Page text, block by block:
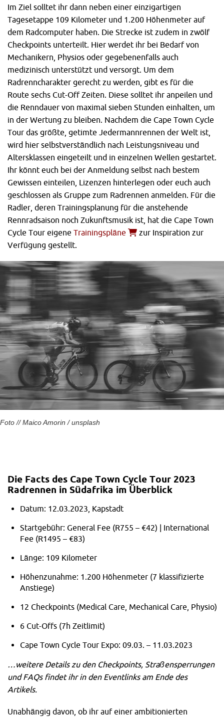
Batterieanzeige auf den Displays von Garmins Geräten
anzeigen zu lassen. In der Theorie lässt sich das Ganze
auch auf andere Geräte ausweiten. Im Moment
beschränkt sich die Entwicklung allerdings auf die
Kooperation mitGarmin .
Die Kompatibilität
Red eTap besteht aus zwei Schalthebeln, dem Schaltwerk
und dem vorderen Umwerfer. Den Rest der Gruppe bilden
aktuell SRAM Red Komponenten. Hierzu gehören
Tretlager, Kassette, Kurbelgarnitur, Kette und Bremsen.
Das Schaltwerk ist kompatibel zu SRAM Red,
PowerdomeX und PowerGlide Kassetten. Der vordere
Umwerfer ist hingegen kompatibel zu allen gängigen
Übersetzungen. Bis jetzt ist zudem nur der Betrieb mit
mechanischen Felgenbremsen möglich. Es ist temporär
auch noch keine Version für hydraulische Felgen- oder
Scheibenbremsen geplant.
SRAM Red eTap – ab dem Frühjahr
erhältlich
Die komplette Gruppe mit Tretlager, Bremsen,
Kurbelgarnitur, Kette und Kassette wird von SRAM mit
1.992 Gramm angegeben. Die Aero-Version beinhaltet
zudem noch zwei Blips sowie die Blipbox und ist somit ein
paar Gramm schwerer. Zu Kaufen gibt es die SRAM Red
eTap Gruppe vorrausischtlich ab dem Frühjahr 2016. Zu
den genauen Preisen der einzelnen Komponenten können
wir derzeit noch keine Aussage treffen. Wir werden diese
aber selbstverständlich nachreichen.
Auf den nächsten Seiten gibt es noch mehr Eindrücke der
neuen kabellosen Gruppe von Sram, die wir auf der
Eurobike 2015 entdeckt haben.
Im Ziel solltet ihr dann neben einer einzigartigen
Tagesetappe 109 Kilometer und 1.200 Höhenmeter auf
dem Radcomputer haben. Die Strecke ist zudem in zwölf
Checkpoints unterteilt. Hier werdet ihr bei Bedarf von
Mechanikern, Physios oder gegebenenfalls auch
medizinisch unterstützt und versorgt. Um dem
Radrenncharakter gerecht zu werden, gibt es für die
Route sechs Cut-Off Zeiten. Diese solltet ihr anpeilen und
die Renndauer von maximal sieben Stunden einhalten, um
in der Wertung zu bleiben. Nachdem die Cape Town Cycle
Tour das größte, getimte Jedermannrennen der Welt ist,
wird hier selbstverständlich nach Leistungsniveau und
Altersklassen eingeteilt und in einzelnen Wellen gestartet.
Ihr könnt euch bei der Anmeldung selbst nach bestem
Gewissen einteilen, Lizenzen hinterlegen oder euch auch
geschlossen als Gruppe zum Radrennen anmelden. Für die
Radler, deren Trainingsplanung für die anstehende
Rennradsaison noch Zukunftsmusik ist, hat die Cape Town
Cycle Tour eigene Trainingspläne
zur Inspiration zur
Verfügung gestellt.
Foto // Maico Amorin / unsplash
Die Facts des Cape Town Cycle Tour 2023
Radrennen in Südafrika im Überblick
Datum: 12.03.2023, Kapstadt
Startgebühr: General Fee (R755 – €42) | International
Fee (R1495 – €83)
Länge: 109 Kilometer
Höhenzunahme: 1.200 Höhenmeter (7 klassifizierte
Anstiege)
12 Checkpoints (Medical Care, Mechanical Care, Physio)
6 Cut-Offs (7h Zeitlimit)
Cape Town Cycle Tour Expo: 09.03. – 11.03.2023
…weitere Details zu den Checkpoints, Straßensperrungen
und FAQs findet ihr in den Eventlinks am Ende des
Artikels.
Unabhängig davon, ob ihr auf einer ambitionierten